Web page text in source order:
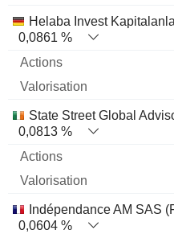
Helaba Invest
0,0861 %
State Street Global
0,0813 %
Indépendance AM SAS
0,0604 %